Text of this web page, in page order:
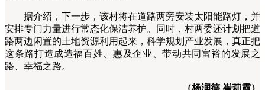
据介绍，下一步，该村将在道路两旁安装太阳能路灯，并
安排专门力量进行常态化保洁养护。同时，村两委还计划把道
路两边闲置的土地资源利用起来，科学规划产业发展，真正把
这条路打造成造福百姓、惠及企业、带动共同富裕的发展之
路、幸福之路。
（杨润德 崔莉霞）